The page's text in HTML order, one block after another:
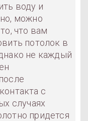
воду и
можно
что вам
потолок в
не каждый
с
случаях
придется